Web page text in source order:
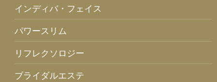
インディバ・フェイス
パワースリム
リフレクソロジー
ブライダルエステ